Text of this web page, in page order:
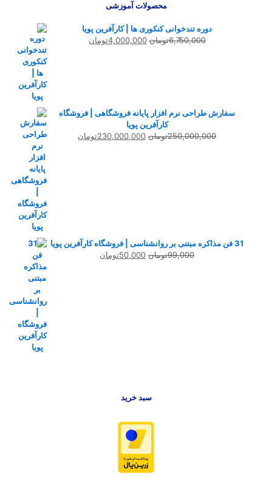
محصولات آموزشی
دوره تندخوانی کنکوری ها | کارآفرین پویا
6,750,000تومان قیمت
4,000,000تومان
4,000,000تومان
سفارش طراحی نرم افزار پایانه فروشگاهی | فروشگاه
کارآفرین پویا
250,000,000تومان قیمت
230,000,000تومان
31 فن مذاکره مبتنی بر روانشناسی | فروشگاه کارآفرین پویا
99,000تومان قیمت
50,000تومان
سبد خرید